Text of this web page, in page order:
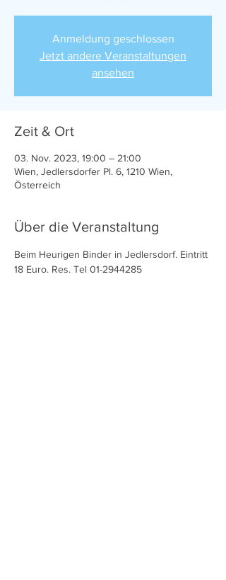
Anmeldung geschlossen
Jetzt andere Veranstaltungen
ansehen
Zeit & Ort
03. Nov. 2023, 19:00 – 21:00
Wien, Jedlersdorfer Pl. 6, 1210 Wien,
Österreich
Über die Veranstaltung
Beim Heurigen Binder in Jedlersdorf. Eintritt
18 Euro. Res. Tel 01-2944285